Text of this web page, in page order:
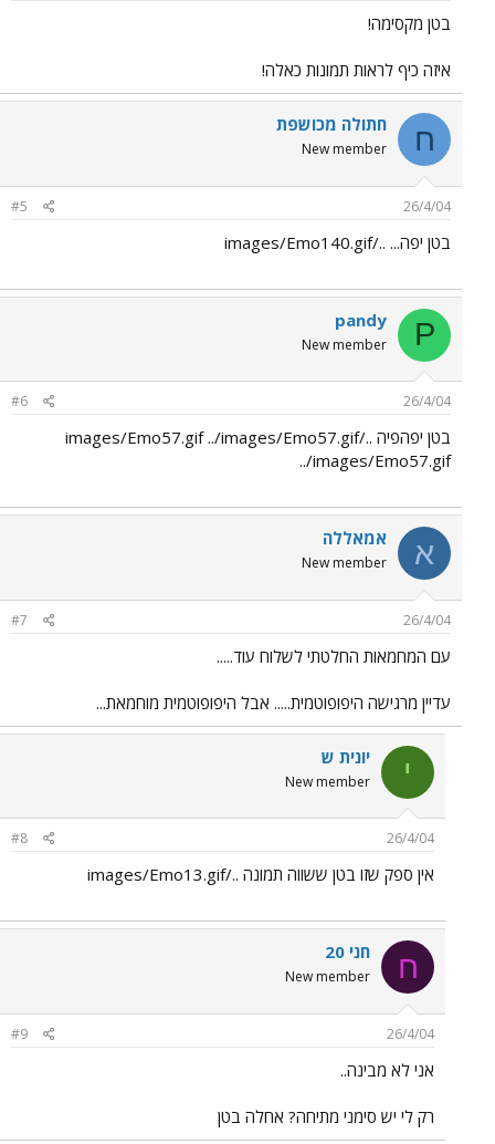
בטן מקסימה!
איזה כיף לראות תמונות כאלה!
ח חתולה מכושפת
New member
26/4/04
#5
בטן יפה... ../images/Emo140.gif
P
pandy
New member
26/4/04
#6
בטן יפהפיה ../images/Emo57.gif ../images/Emo57.gif
../images/Emo57.gif
א אמאללה
New member
26/4/04
#7
עם המחמאות החלטתי לשלוח עוד.....
עדיין מרגישה היפופוטמית..... אבל היפופוטמית מוחמאת...
י יונית ש
New member
26/4/04
#8
אין ספק שזו בטן ששווה תמונה ../images/Emo13.gif
ח חני 20
New member
26/4/04
#9
אני לא מבינה..
רק לי יש סימני מתיחה? אחלה בטן